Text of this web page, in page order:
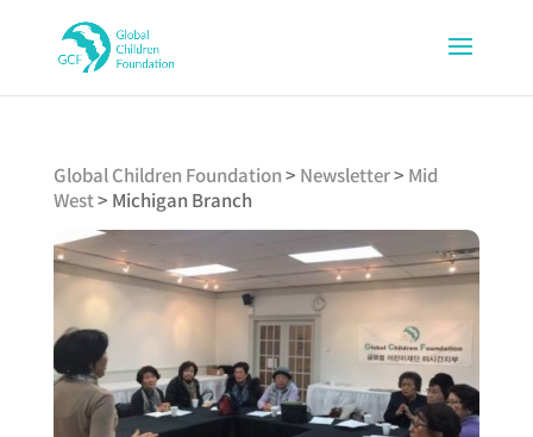
Global Children Foundation> Newsletter> Mid
West> Michigan Branch